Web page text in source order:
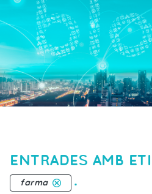
ENTRADES AMB
farma .